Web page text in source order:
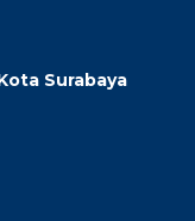
Surabaya